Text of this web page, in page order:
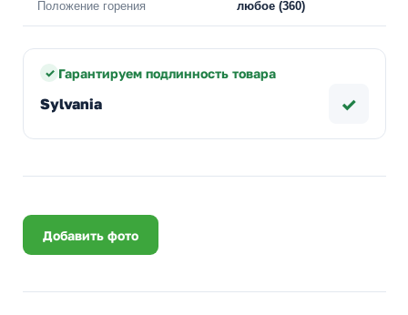
Положение горения любое (360)
Гарантируем подлинность товара
Sylvania ✓
Добавить фото